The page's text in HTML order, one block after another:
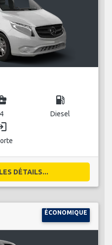
4
local_gas_station
Diesel
DÉTAILS...
ÉCONOMIQUE